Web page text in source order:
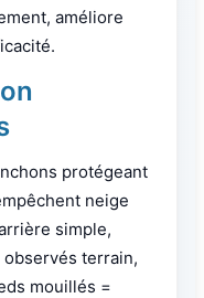
améliore
protégeant
neige
simple,
terrain,
mouillés =